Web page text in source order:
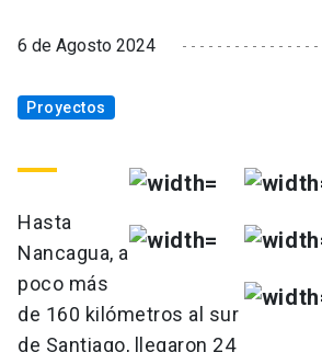
6 de Agosto 2024
Proyectos
Hasta
Nancagua, a
poco más
de 160 kilómetros al sur
de Santiago, llegaron 24